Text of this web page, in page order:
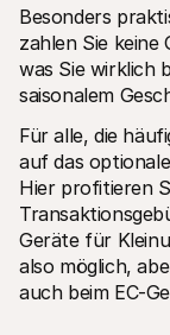
Besonders
zahlen Sie
was Sie wirklich
saisonalem
Für alle, die
auf das
Hier profitieren
Geräte für
also möglich,
auch beim EC-